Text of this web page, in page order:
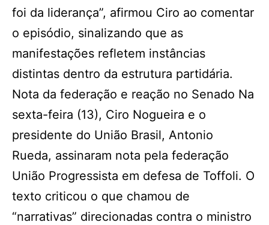
foi da liderança”, afirmou Ciro ao comentar
o episódio, sinalizando que as
manifestações refletem instâncias
distintas dentro da estrutura partidária.
Nota da federação e reação no Senado Na
sexta-feira (13), Ciro Nogueira e o
presidente do União Brasil, Antonio
Rueda, assinaram nota pela federação
União Progressista em defesa de Toffoli. O
texto criticou o que chamou de
“narrativas” direcionadas contra o ministro